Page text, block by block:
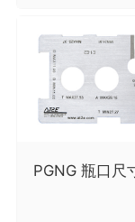
PGNG 瓶口尺